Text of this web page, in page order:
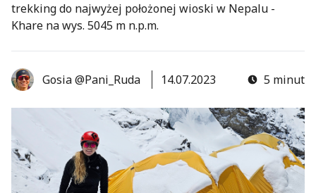
trekking do najwyżej położonej wioski w Nepalu -
Khare na wys. 5045 m n.p.m.
Gosia @Pani_Ruda 14.07.2023 5 minut